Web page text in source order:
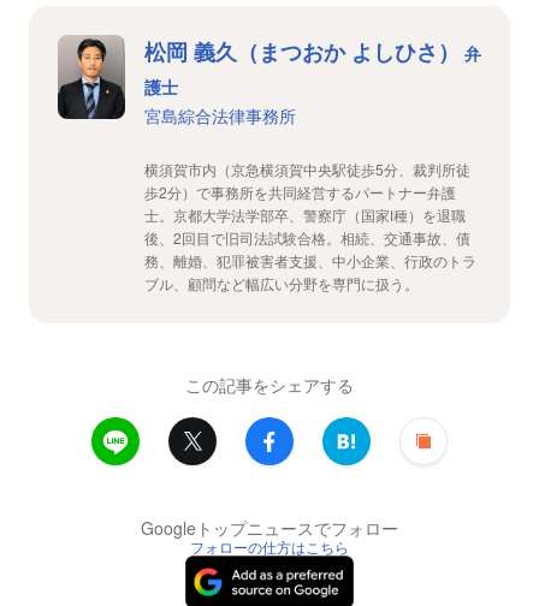
松岡 義久（まつおか よしひさ）
弁
護士
宮島綜合法律事務所
横須賀市内（京急横須賀中央駅徒歩5分、裁判所徒
歩2分）で事務所を共同経営するパートナー弁護
士。京都大学法学部卒、警察庁（国家Ⅰ種）を退職
後、2回目で旧司法試験合格。相続、交通事故、債
務、離婚、犯罪被害者支援、中小企業、行政のトラ
ブル、顧問など幅広い分野を専門に扱う。
この記事をシェアする
Googleトップニュースでフォロー
フォローの仕方はこちら